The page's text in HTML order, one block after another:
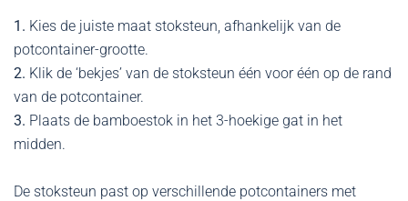
1. Kies de juiste maat stoksteun, afhankelijk van de
potcontainer-grootte.
2. Klik de ‘bekjes’ van de stoksteun één voor één op de rand
van de potcontainer.
3. Plaats de bamboestok in het 3-hoekige gat in het
midden.
De stoksteun past op verschillende potcontainers met